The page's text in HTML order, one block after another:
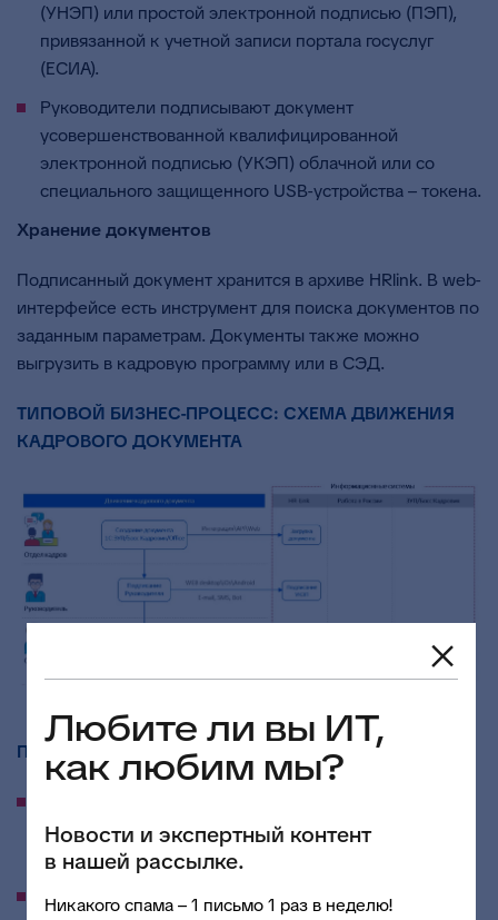
(УНЭП) или простой электронной подписью (ПЭП),
привязанной к учетной записи портала госуслуг
(ЕСИА).
Руководители подписывают документ
усовершенствованной квалифицированной
электронной подписью (УКЭП) облачной или со
специального защищенного USB-устройства – токена.
Хранение документов
Подписанный документ хранится в архиве HRlink. В web-
интерфейсе есть инструмент для поиска документов по
заданным параметрам. Документы также можно
выгрузить в кадровую программу или в СЭД.
ТИПОВОЙ БИЗНЕС-ПРОЦЕСС: СХЕМА ДВИЖЕНИЯ
КАДРОВОГО ДОКУМЕНТА
ПРЕИМУЩЕСТВА HRLINK
для сотрудников– облачная УНЭП генерируется
прямо в HRlink.
Авторизация через портал госуслуг (ЕПГУ) –
Любите ли вы ИТ,
как любим мы?
Новости и экспертный контент
в нашей рассылке.
Никакого спама – 1 письмо 1 раз в неделю!